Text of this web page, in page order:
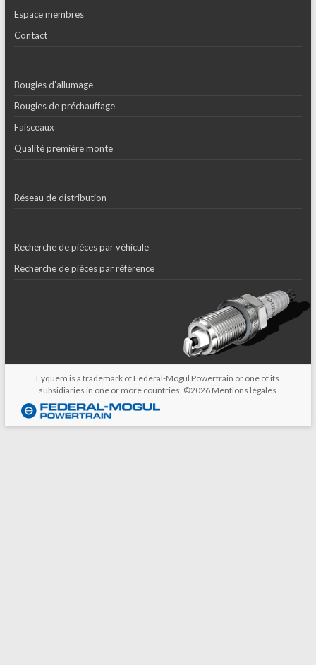
Espace membres
Contact
Bougies d’allumage
Bougies de préchauffage
Faisceaux
Qualité première monte
Réseau de distribution
Recherche de pièces par véhicule
Recherche de pièces par référence
Eyquem is a trademark of Federal-Mogul Powertrain or one of its
subsidiaries in one or more countries. ©2026 Mentions légales